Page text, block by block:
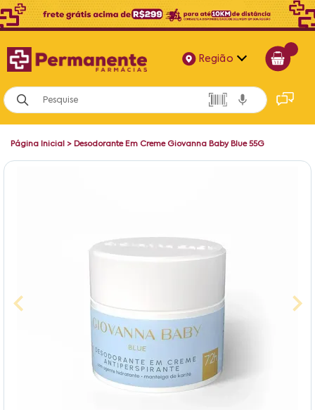
Região
Alagoas
Bahia
Página Inicial > Desodorante Em Creme Giovanna Baby Blue 55G